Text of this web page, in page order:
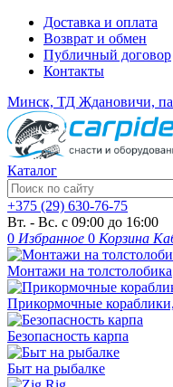
Доставка и оплата
Возврат и обмен
Публичный договор
Контакты
Минск, ТД Ждановичи,
Каталог
+375 (29) 630-76-75
Вт. - Вс. с 09:00 до 16:00
0 Избранное 0 Корзина
Монтажи на толстолобика
Прикормочные
Безопасность карпа
Быт на рыбалке